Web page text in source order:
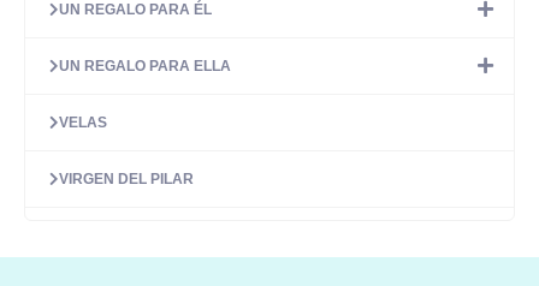
UN REGALO PARA ÉL
UN REGALO PARA ELLA
VELAS
VIRGEN DEL PILAR